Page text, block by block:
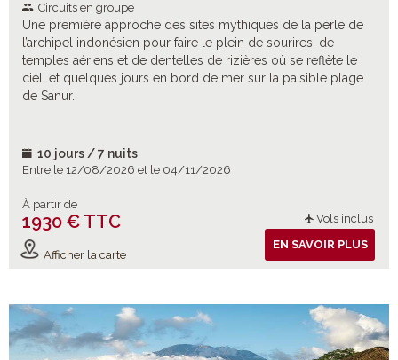
Circuits en groupe
Une première approche des sites mythiques de la perle de
l’archipel indonésien pour faire le plein de sourires, de
temples aériens et de dentelles de rizières où se reflète le
ciel, et quelques jours en bord de mer sur la paisible plage
de Sanur.
10 jours / 7 nuits
Entre le 12/08/2026 et le 04/11/2026
À partir de
1930 € TTC Vols inclus
Afficher la carte
EN SAVOIR PLUS